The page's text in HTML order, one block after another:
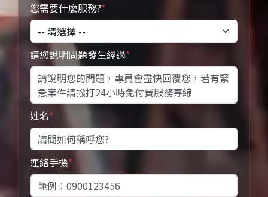
您需要什麼服務?*
請您說明問題發生經過*
姓名*
連絡手機*